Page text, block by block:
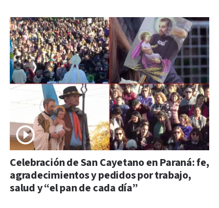
Celebración de San Cayetano en Paraná: fe,
agradecimientos y pedidos por trabajo,
salud y “el pan de cada día”